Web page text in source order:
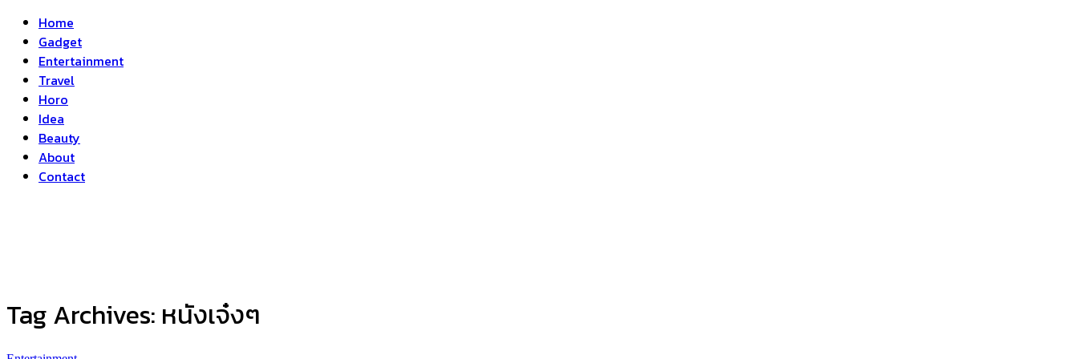
Home
Gadget
Entertainment
Travel
Horo
Idea
Beauty
About
Contact
Tag Archives: หนังเจ๋งๆ